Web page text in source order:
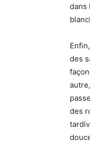
dans
des
des